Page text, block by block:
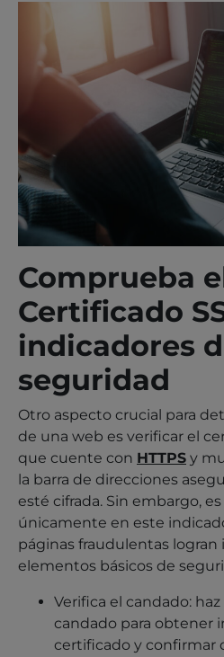
Comprueba
Certificado
indicadores
seguridad
Otro aspecto crucial para
de una web es verificar el
que cuente con HTTPS y
la barra de direcciones
esté cifrada. Sin embargo,
únicamente en este
páginas fraudulentas logran
elementos básicos de
Verifica el candado:
candado para obtener
certificado y confirmar